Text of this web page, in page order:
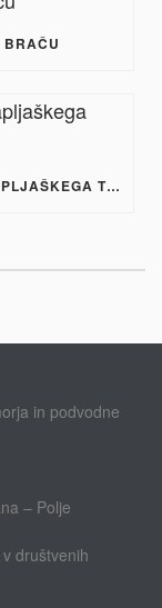
ZAKLJUČEK SPOMLADANSKEGA POTAPLJAŠKEGA TEČAJA P1
in podvodne
– Polje
društvenih